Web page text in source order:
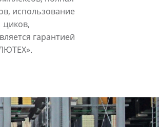
использование
гарантией